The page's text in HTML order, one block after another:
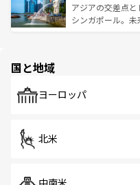
が待っている。
た文化、そして
ており、効率よ
うな絶景から文
アジアの交差点
シンガポール。
で、ホーカーズは
国と地域
ヨーロッパ
北米